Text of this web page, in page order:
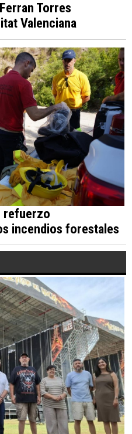
Torres
Valenciana
refuerzo
incendios forestales